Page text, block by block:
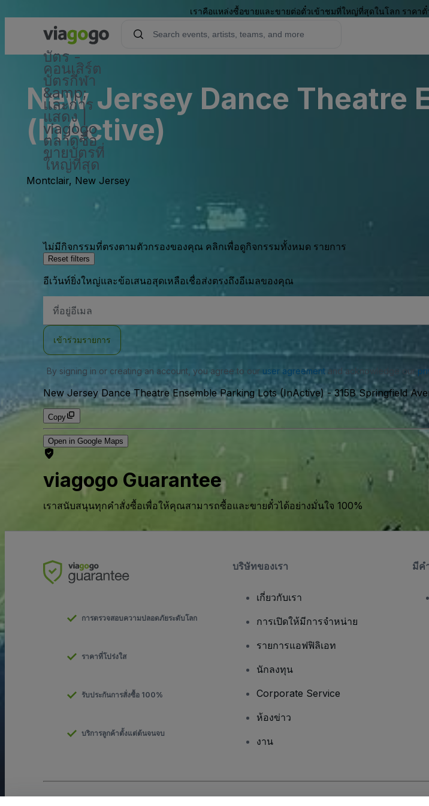
เราคือแหล่งซื้อขายและขายต่อตั๋วเข้าชมที่ใหญ่ที่สุดในโลก ราคา
บัตร -
คอนเสิร์ต
บัตรกีฬา
&amp;
และการ
แสดง |
viagogo
ตลาดซื้อ
ขายบัตรที่
ใหญ่ที่สุด
New Jersey Dance Theatre
(InActive)
Montclair, New Jersey
ไม่มีกิจกรรมที่ตรงตามตัวกรองของคุณ คลิกเพื่อดูกิจกรรมทั้งหมด รายการ
Reset filters
อีเว้นท์ยิ่งใหญ่และข้อเสนอสุดเหลือเชื่อส่งตรงถึงอีเมลของคุณ
อยู่
เข้าร่วมรายการ
By signing in or creating an account, you agree to our user agreementand acknowledge our
New Jersey Dance Theatre Ensemble Parking Lots (InActive)-315B Springfield
Copy
Open in Google Maps
viagogo Guarantee
เราสนับสนุนทุกคําสั่งซื้อเพื่อให้คุณสามารถซื้อและขายตั๋วได้อย่างมั่นใจ 100%
การตรวจสอบความปลอดภัยระดับโลก
ราคาที่โปร่งใส
รับประกันการสั่งซื้อ 100%
บริการลูกค้าตั้งแต่ต้นจนจบ
บริษัทของเรา
เกี่ยวกับเรา
การเปิดให้มีการจำหน่าย
รายการแอฟฟิลิเอท
นักลงทุน
Corporate Service
ห้องข่าว
งาน
มีคํ